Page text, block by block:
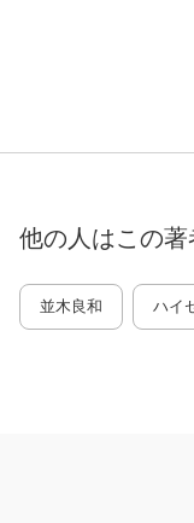
他の人はこの著
並木良和 ハイ